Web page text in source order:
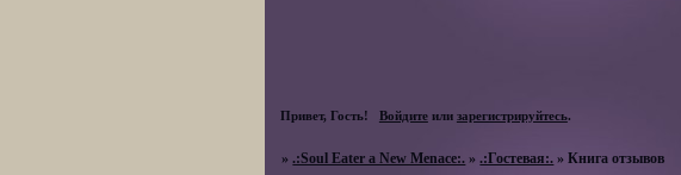
Привет, Гость! Войдитеили зарегистрируйтесь.
» .:Soul Eater a New Menace:. ».:Гостевая:. »Книга отзывов